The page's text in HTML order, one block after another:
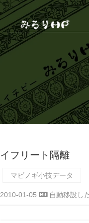
イフリート隔離
マビノギ小技データ
2010-01-05 自動移設し